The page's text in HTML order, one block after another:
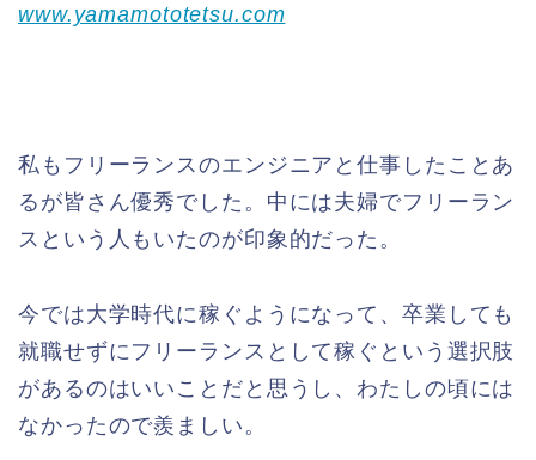
www.yamamototetsu.com
私もフリーランスのエンジニアと仕事したことあ
るが皆さん優秀でした。中には夫婦でフリーラン
スという人もいたのが印象的だった。
今では大学時代に稼ぐようになって、卒業しても
就職せずにフリーランスとして稼ぐという選択肢
があるのはいいことだと思うし、わたしの頃には
なかったので羨ましい。